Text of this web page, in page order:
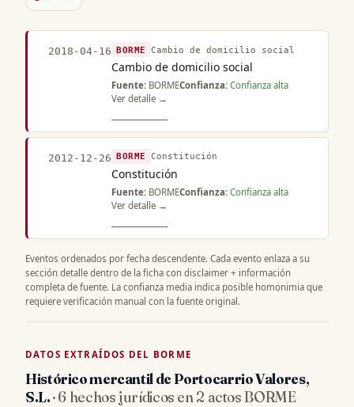
2018-04-16 BORME Cambio de domicilio social
Cambio de domicilio social
Fuente: BORMEConfianza: Confianza alta
Ver detalle →
2012-12-26 BORME Constitución
Constitución
Fuente: BORMEConfianza: Confianza alta
Ver detalle →
Eventos ordenados por fecha descendente. Cada evento enlaza a su
sección detalle dentro de la ficha con disclaimer + información
completa de fuente. La confianza media indica posible homonimia que
requiere verificación manual con la fuente original.
DATOS EXTRAÍDOS DEL BORME
Histórico mercantil de Portocarrio Valores,
S.L.· 6 hechos jurídicos en 2 actos BORME